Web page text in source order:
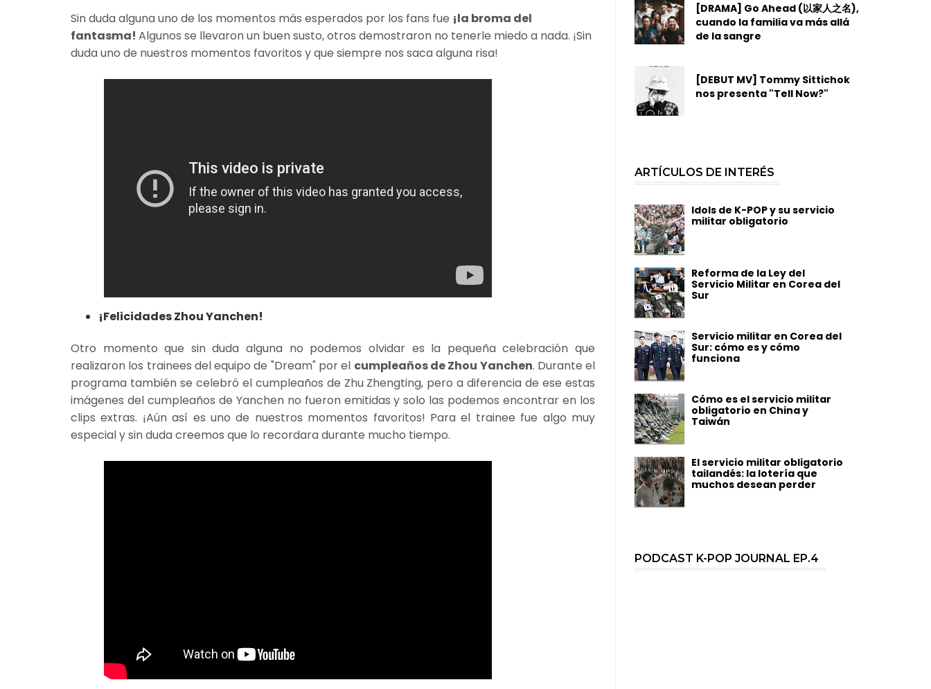
Sin duda alguna uno de los momentos más esperados por los fans fue ¡la broma del
fantasma! Algunos se llevaron un buen susto, otros demostraron no tenerle miedo a nada. ¡Sin
duda uno de nuestros momentos favoritos y que siempre nos saca alguna risa!
¡Felicidades Zhou Yanchen!
Otro momento que sin duda alguna no podemos olvidar es la pequeña celebración que
realizaron los trainees del equipo de "Dream" por el cumpleaños de Zhou Yanchen. Durante el
programa también se celebró el cumpleaños de Zhu Zhengting, pero a diferencia de ese estas
imágenes del cumpleaños de Yanchen no fueron emitidas y solo las podemos encontrar en los
clips extras. ¡Aún así es uno de nuestros momentos favoritos! Para el trainee fue algo muy
especial y sin duda creemos que lo recordara durante mucho tiempo.
[DRAMA] Go Ahead (以家人之名),
cuando la familia va más allá
de la sangre
[DEBUT MV] Tommy Sittichok
nos presenta "Tell Now?"
ARTÍCULOS DE INTERÉS
Idols de K-POP y su servicio
militar obligatorio
Reforma de la Ley del
Servicio Militar en Corea del
Sur
Servicio militar en Corea del
Sur: cómo es y cómo
funciona
Cómo es el servicio militar
obligatorio en China y
Taiwán
El servicio militar obligatorio
tailandés: la lotería que
muchos desean perder
PODCAST K-POP JOURNAL EP.4